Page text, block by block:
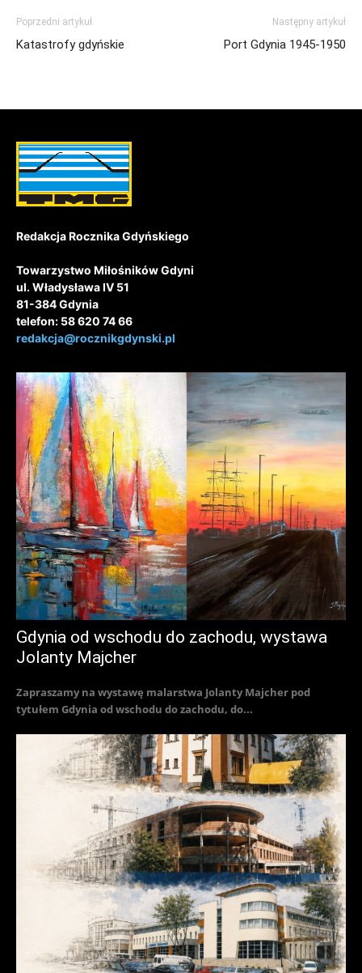
Poprzedni artykuł
Katastrofy gdyńskie
Następny artykuł
Port Gdynia 1945-1950
Redakcja Rocznika Gdyńskiego
Towarzystwo Miłośników Gdyni
ul. Władysława IV 51
81-384 Gdynia
telefon: 58 620 74 66
redakcja@rocznikgdynski.pl
Gdynia od wschodu do zachodu, wystawa
Jolanty Majcher
Zapraszamy na wystawę malarstwa Jolanty Majcher pod
tytułem Gdynia od wschodu do zachodu, do...